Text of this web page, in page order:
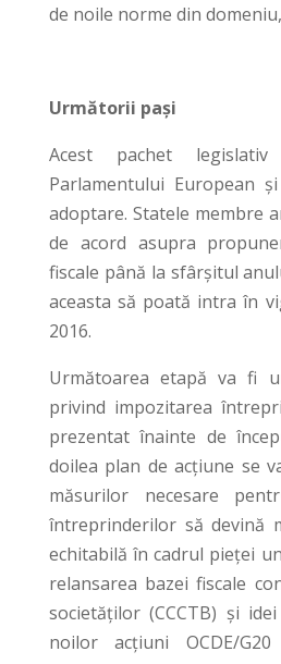
de noile norme din
Următorii pași
Acest pachet
Parlamentului European
adoptare. Statele membre
de acord asupra
fiscale până la sfârșitul
aceasta să poată intra în
2016.
Următoarea etapă va fi
privind impozitarea
prezentat înainte de
doilea plan de acțiune se
măsurilor necesare
întreprinderilor să devină
echitabilă în cadrul pieței
relansarea bazei fiscale
societăților (CCCTB) și
noilor acțiuni OCDE/